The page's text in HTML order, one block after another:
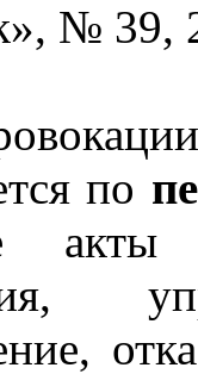
№ 39,
по
акты